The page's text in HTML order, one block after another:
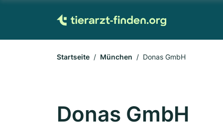
Startseite München Donas GmbH
Donas GmbH